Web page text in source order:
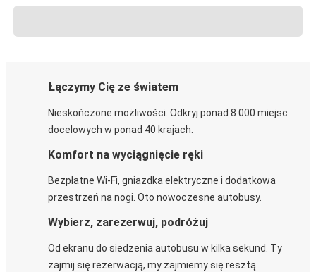
Łączymy Cię ze światem
Nieskończone możliwości. Odkryj ponad 8 000 miejsc
docelowych w ponad 40 krajach.
Komfort na wyciągnięcie ręki
Bezpłatne Wi-Fi, gniazdka elektryczne i dodatkowa
przestrzeń na nogi. Oto nowoczesne autobusy.
Wybierz, zarezerwuj, podróżuj
Od ekranu do siedzenia autobusu w kilka sekund. Ty
zajmij się rezerwacją, my zajmiemy się resztą.